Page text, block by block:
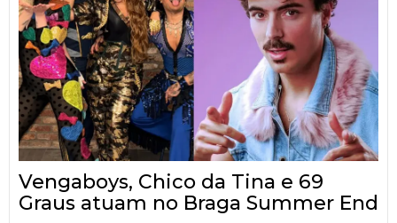
Vengaboys, Chico da Tina e 69
Graus atuam no Braga Summer End